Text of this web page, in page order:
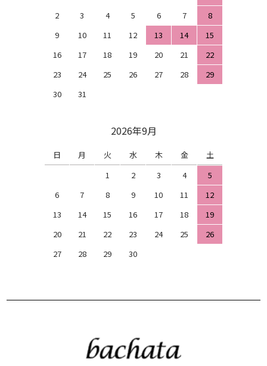
2
3 4 5 6 7
8
9
10 11 12 13 14
15
16
17 18 19 20 21
22
23
24 25 26 27 28
29
30
31
2026年9月
日 月 火 水 木 金
土
1
2 3 4
5
6
7 8 9 10 11
12
13
14 15 16 17 18
19
20
21 22 23 24 25
26
27
28 29 30